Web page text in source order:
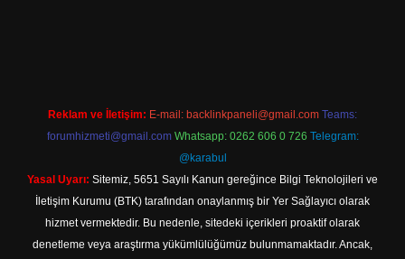
Reklam ve İletişim: E-mail: backlinkpaneli@gmail.com Teams:
forumhizmeti@gmail.com Whatsapp: 0262 606 0 726 Telegram:
@karabul
Yasal Uyarı: Sitemiz, 5651 Sayılı Kanun gereğince Bilgi Teknolojileri ve
İletişim Kurumu (BTK) tarafından onaylanmış bir Yer Sağlayıcı olarak
hizmet vermektedir. Bu nedenle, sitedeki içerikleri proaktif olarak
denetleme veya araştırma yükümlülüğümüz bulunmamaktadır. Ancak,